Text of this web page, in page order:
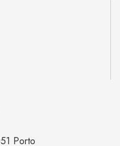
Porto